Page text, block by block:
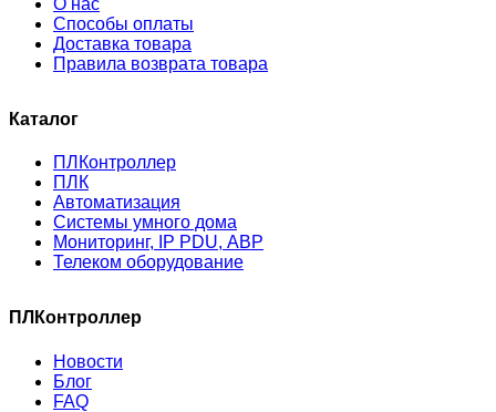
О нас
Способы оплаты
Доставка товара
Правила возврата товара
Каталог
ПЛКонтроллер
ПЛК
Автоматизация
Системы умного дома
Мониторинг, IP PDU, АВР
Телеком оборудование
ПЛКонтроллер
Новости
Блог
FAQ